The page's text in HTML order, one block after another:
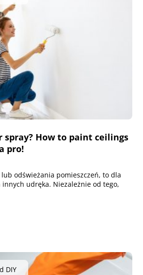
spray? How to paint ceilings
pro!
odświeżania pomieszczeń, to dla
udręka. Niezależnie od tego,
DIY